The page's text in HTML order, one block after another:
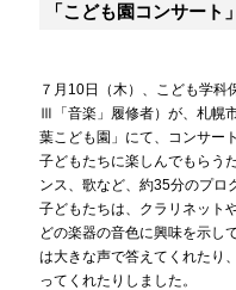
「こども園コンサート
７月10日（木）、こども学科
Ⅲ「音楽」履修者）が、札幌
葉こども園」にて、コンサー
子どもたちに楽しんでもらう
ンス、歌など、約35分のプロ
子どもたちは、クラリネット
どの楽器の音色に興味を示し
は大きな声で答えてくれたり
ってくれたりしました。